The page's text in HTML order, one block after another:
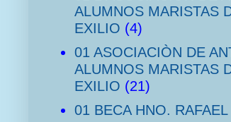
ALUMNOS MARISTAS
EXILIO (4)
01 ASOCIACIÒN DE
ALUMNOS MARISTAS
EXILIO (21)
01 BECA HNO.